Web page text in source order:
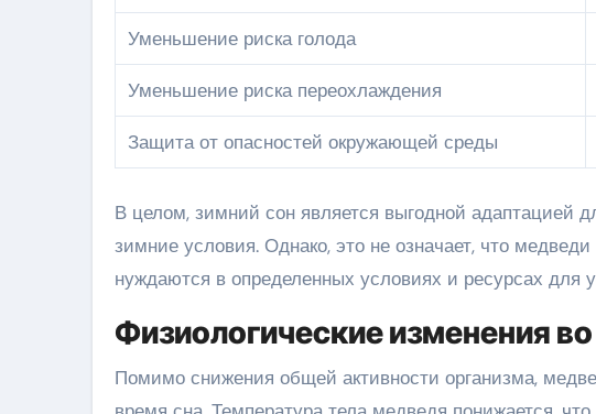
Уменьшение риска голода
Уменьшение риска переохлаждения
Защита от опасностей окружающей среды
В целом, зимний сон является выгодной
зимние условия. Однако, это не означает, что
нуждаются в определенных условиях и ресурсах для
Физиологические изменения
Помимо снижения общей активности организма,